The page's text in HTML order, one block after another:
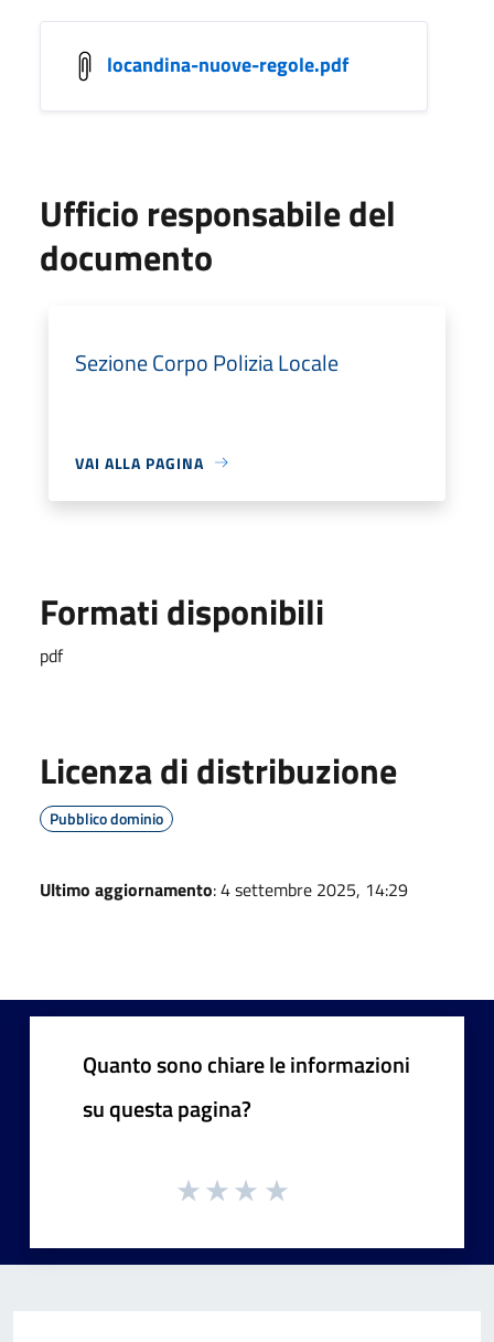
locandina-nuove-regole.pdf
Ufficio responsabile del
documento
Sezione Corpo Polizia Locale
VAI ALLA PAGINA
Formati disponibili
pdf
Licenza di distribuzione
Pubblico dominio
Ultimo aggiornamento: 4 settembre 2025, 14:29
Quanto sono chiare le informazioni
su questa pagina?